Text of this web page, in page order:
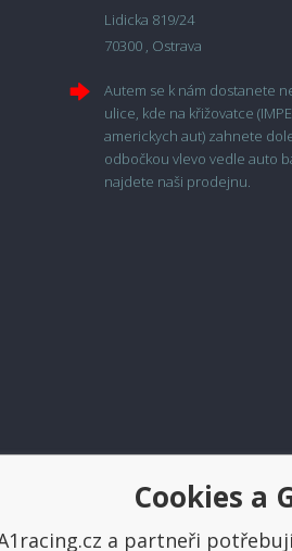
Lidicka 819/24
70300 , Ostrava
Autem se k nám dostanete
ulice, kde na křižovatce
americkych aut) zahnete
odbočkou vlevo vedle auto
najdete naši prodejnu.
Platba a
Cookies a
a partneři